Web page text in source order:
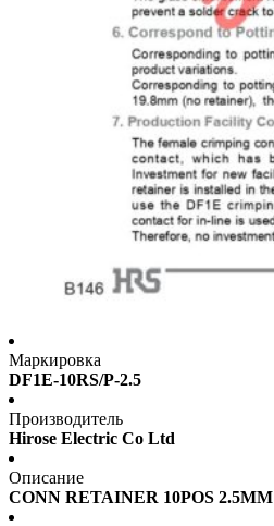
Маркировка
DF1E-10RS/P-2.5
Производитель
Hirose Electric Co Ltd
Описание
CONN RETAINER 10POS 2.5MM